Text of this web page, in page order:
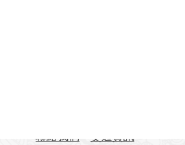
聯絡我們
交通資訊